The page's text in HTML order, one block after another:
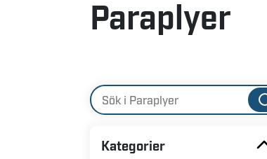
Paraplyer
Kategorier